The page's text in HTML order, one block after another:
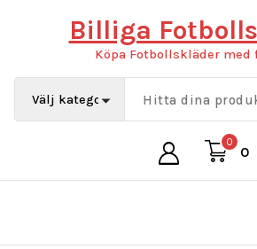
Billiga
Köpa Fotbollskläder
0
0